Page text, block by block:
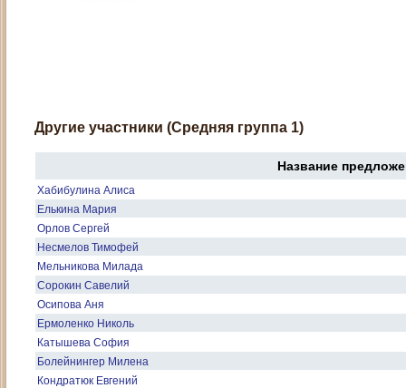
Другие участники (Средняя группа 1)
Название
Хабибулина Алиса
Елькина Мария
Орлов Сергей
Несмелов Тимофей
Мельникова Милада
Сорокин Савелий
Осипова Аня
Ермоленко Николь
Катышева София
Болейнингер Милена
Кондратюк Евгений